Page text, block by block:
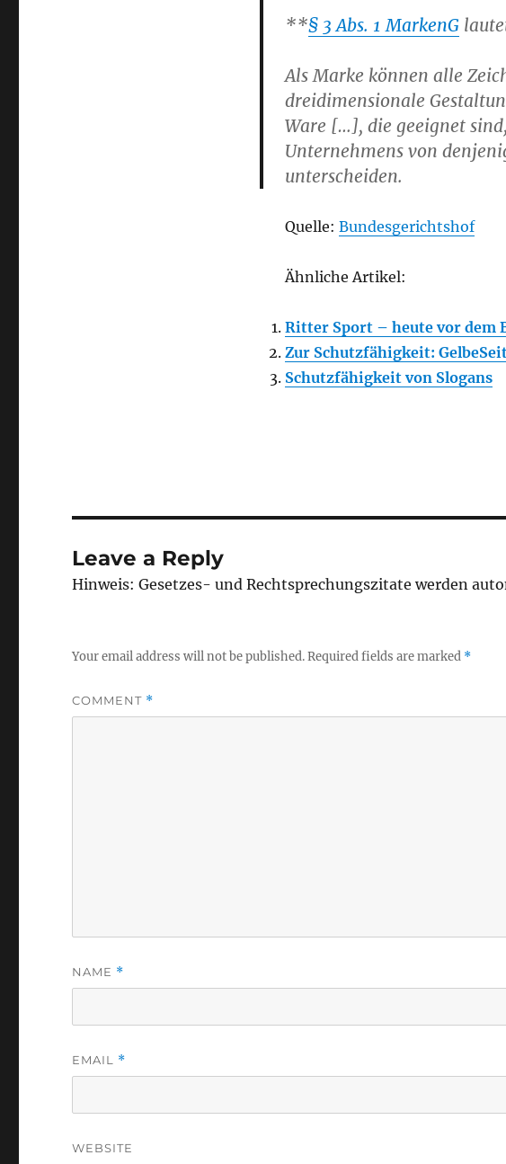
**§ 3 Abs. 1 MarkenG
Als Marke können alle
dreidimensionale
Ware […], die geeignet
Unternehmens von
unterscheiden.
Quelle: Bundesgerichtshof
Ähnliche Artikel:
Ritter Sport – heute vor dem
Zur Schutzfähigkeit:
Schutzfähigkeit von Slogans
Leave a Reply
Hinweis: Gesetzes- und Rechtsprechungszitate werden
Your email address will not be published.Required fields are marked *
COMMENT *
NAME *
EMAIL *
WEBSITE